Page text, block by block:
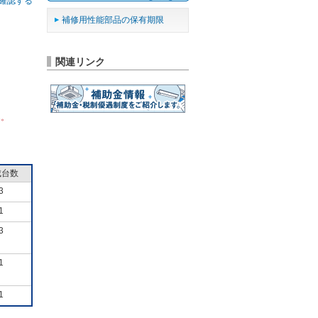
数
1
1
1
補修用性能部品の保有期限
関連リンク